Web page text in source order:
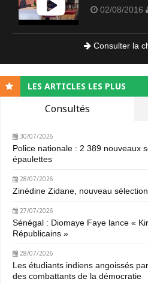
02/08/2016
Consulter la
LES ARTICLES LES PLUS
Consultés
30/07/2026
Police nationale : 2 389 nouveaux
épaulettes
28/07/2026
Zinédine Zidane, nouveau
27/07/2026
Sénégal : Diomaye Faye lance «
Républicains »
28/07/2026
Les étudiants indiens angoissés
des combattants de la démocratie